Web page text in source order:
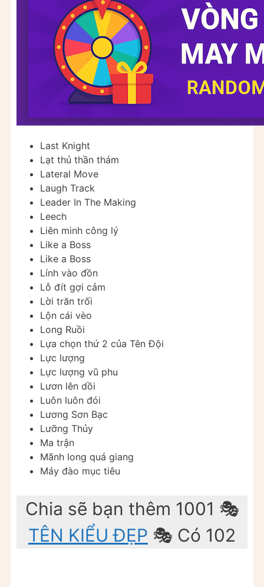
Last Knight
Lạt thủ thần thám
Lateral Move
Laugh Track
Leader In The Making
Leech
Liên minh công lý
Like a Boss
Like a Boss
Lính vào đồn
Lỗ đít gợi cảm
Lời trăn trối
Lộn cái vèo
Long Ruồi
Lựa chọn thứ 2 của Tên Đội
Lực lượng
Lực lượng vũ phu
Lươn lên dồi
Luôn luôn đói
Lương Sơn Bạc
Lưỡng Thủy
Ma trận
Mãnh long quá giang
Máy đào mục tiêu
Chia sẽ bạn thêm 1001 🎭
TÊN KIỂU ĐẸP 🎭 Có 102